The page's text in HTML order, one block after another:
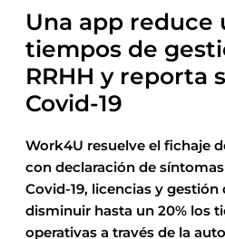
Una app reduce
tiempos de
RRHH y reporta
Covid-19
Work4U resuelve el fichaje
con declaración de
Covid-19, licencias y gestión
disminuir hasta un 20% los
operativas a través de la